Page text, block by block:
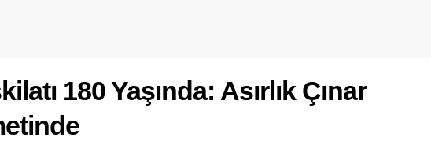
180 Yaşında: Asırlık Çınar